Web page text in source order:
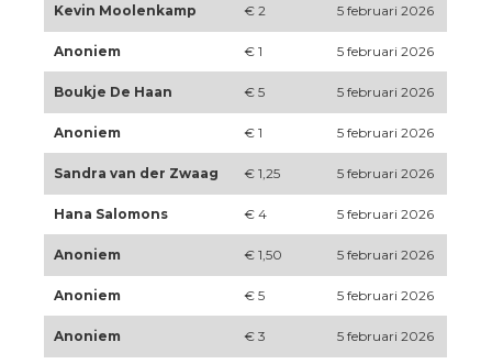
Kevin Moolenkamp € 2 5 februari 2026
Anoniem € 1 5 februari 2026
Boukje De Haan € 5 5 februari 2026
Anoniem € 1 5 februari 2026
Sandra van der Zwaag € 1,25 5 februari 2026
Hana Salomons € 4 5 februari 2026
Anoniem € 1,50 5 februari 2026
Anoniem € 5 5 februari 2026
Anoniem € 3 5 februari 2026